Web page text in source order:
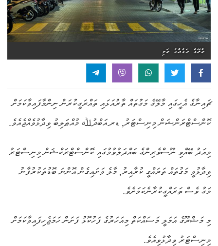
މާލޭގެ މަގެއްގެ މަތި
ޗައިނާގެ އެހީގައި މާލޭގެ މަގުތައް ތާރުއަޅައި ތައްރަގީކުރަން ނިންމާފައިވާކަމަށް
ކޮންސްޓްރަންޝަން މިނިސްޓަރު, ޑރ.އަބްދުﷲ މުއްޠަލިބު ވިދާޅުވެއްޖެއެވެ.
މިއަދު ބޭއްވި ނޫސްވެރިންގެ ބައްދަލުވުމުގައި ކޮންސްޓްރަކްޝަން މިނިސްޓަރު
ވިދާޅުވީ މަގުތައް ތަރައްގީ ކުރާއިރު, މާލެ ވަށައިގެން އޮންނަ ބޮޑުތަކުރުފާނު
މަގު ވެސް ތަރައްގީކުރާނެކަމަށެވެ.
މި މަޝްރޫގެ އަމަލީ މަސައްކަތް މިއަހަރުގެ ފަހުކޮޅު ފަށަން ހަމަޖެހިފައިވާކަމަށް
މިނިސްޓަރު ވިދާޅުވިއެވެ.